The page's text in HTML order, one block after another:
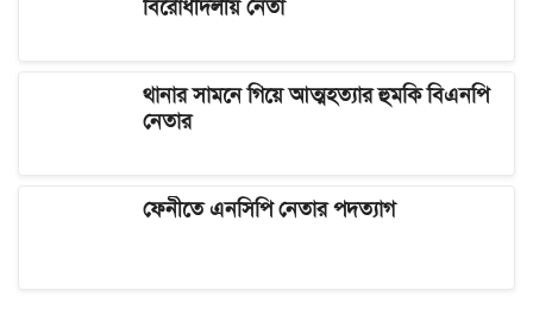
বিরোধীদলীয় নেতা
থানার সামনে গিয়ে আত্মহত্যার হুমকি বিএনপি
নেতার
ফেনীতে এনসিপি নেতার পদত্যাগ